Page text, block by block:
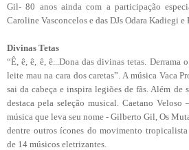
Gil- 80 anos ainda com a participação
Caroline Vasconcelos e das DJs Odara Kadiegi e
Divinas Tetas
“Ê, ê, ê, ê, ê...Dona das divinas tetas. Derrama
leite mau na cara dos caretas”. A música Vaca
sai da cabeça e inspira legiões de fãs. Além de
destaca pela seleção musical. Caetano
música que leva seu nome - Gilberto Gil, Os
dentre outros ícones do movimento
de 14 músicos eletrizantes.